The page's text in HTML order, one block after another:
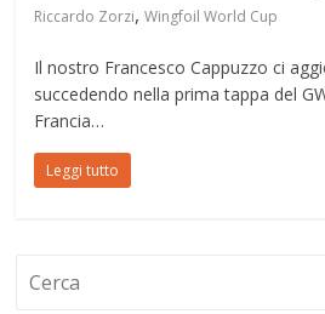
Riccardo Zorzi,Wingfoil World Cup
Il nostro Francesco Cappuzzo ci
succedendo nella prima tappa del
Francia…
Leggi tutto